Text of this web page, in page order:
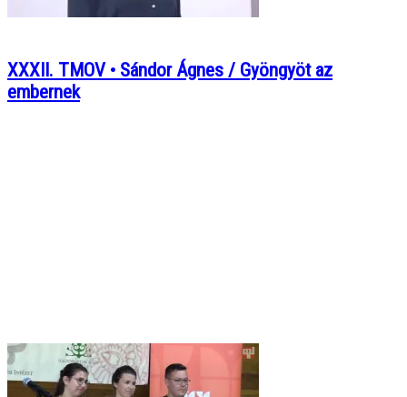
XXXII. TMOV • Sándor Ágnes / Gyöngyöt az
embernek